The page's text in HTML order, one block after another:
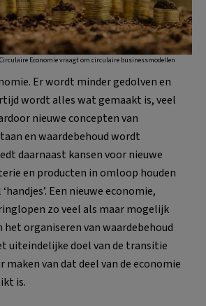
Circulaire Economie vraagt om circulaire businessmodellen
Er wordt minder gedolven en
wordt alles wat gemaakt is, veel
nieuwe concepten van
en waardebehoud wordt
daarnaast kansen voor nieuwe
en producten in omloop houden
Een nieuwe economie,
zo veel als maar mogelijk
organiseren van waardebehoud
uiteindelijke doel van de transitie
van dat deel van de economie
is.